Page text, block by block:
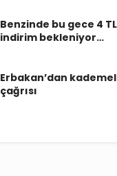
Benzinde bu gece 4
indirim bekleniyor…
Erbakan’dan
çağrısı